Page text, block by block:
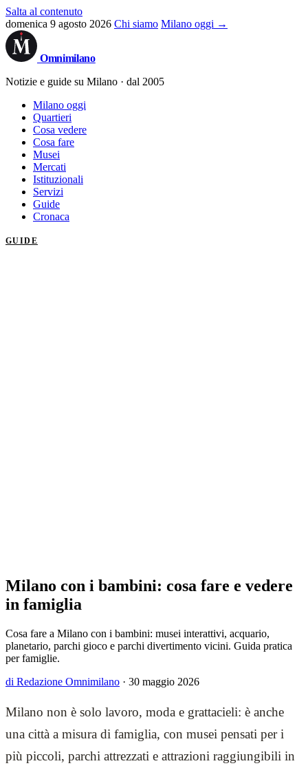
Salta al contenuto
domenica 9 agosto 2026 Chi siamo Milano oggi →
Omnimilano
Notizie e guide su Milano · dal 2005
Milano oggi
Quartieri
Cosa vedere
Cosa fare
Musei
Mercati
Istituzionali
Servizi
Guide
Cronaca
GUIDE
Milano con i bambini: cosa fare e vedere
in famiglia
Cosa fare a Milano con i bambini: musei interattivi, acquario,
planetario, parchi gioco e parchi divertimento vicini. Guida pratica
per famiglie.
di Redazione Omnimilano · 30 maggio 2026
Milano non è solo lavoro, moda e grattacieli: è anche
una città a misura di famiglia, con musei pensati per i
più piccoli, parchi attrezzati e attrazioni raggiungibili in